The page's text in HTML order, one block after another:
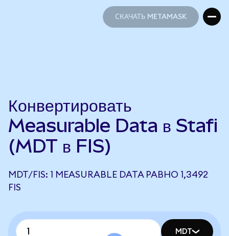
СКАЧАТЬ METAMASK
Конвертировать
Measurable Data в Stafi
(MDT в FIS)
MDT/FIS: 1 MEASURABLE DATA РАВНО 1,3492
FIS
MDT